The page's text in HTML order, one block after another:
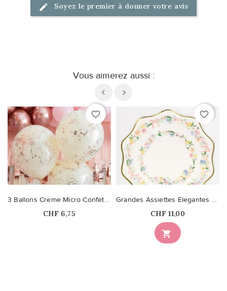
Soyez le premier à donner votre avis
Vous aimerez aussi :
favorite_border
3 Ballons Crème Micro Confetti Rose Gold
Prix
CHF 6,75
favorite_border

Grandes Assiettes Elégantes Fleuries
Prix
CHF 11,00